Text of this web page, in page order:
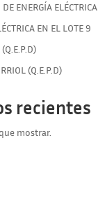
ENERGÍA ELÉCTRICA
EN EL LOTE 9
(Q.E.P.D)
recientes
mostrar.